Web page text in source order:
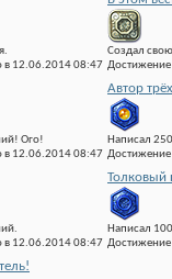
в 12.06.2014 08:47
Создал
Ого!
в 12.06.2014 08:47
Автор
Написал
в 12.06.2014 08:47
Толковый
Написал